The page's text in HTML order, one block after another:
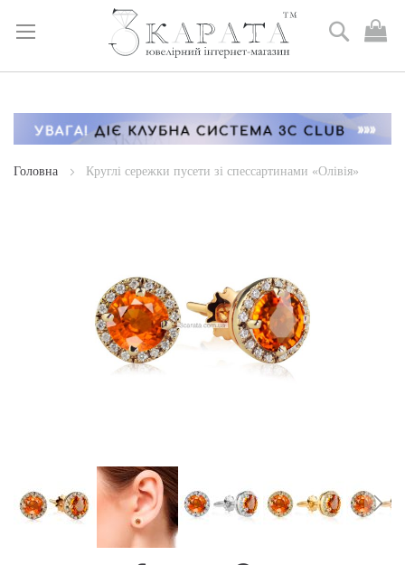
Skip
Content
Пошук
Головна Круглі сережки пусети зі спессартинами «Олівія»